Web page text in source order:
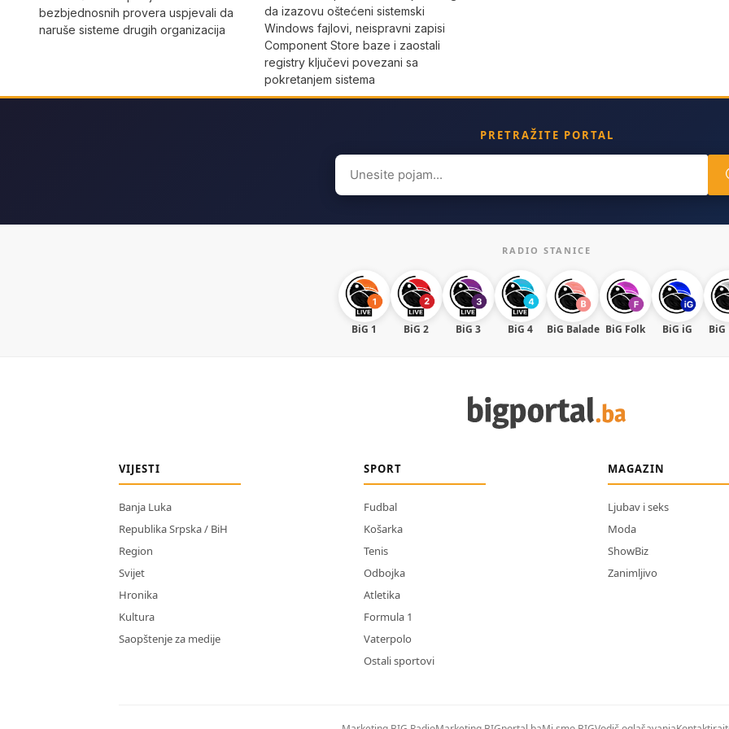
bezbjednosnih provera uspjevali da
naruše sisteme drugih organizacija
da izazovu oštećeni sistemski
Windows fajlovi, neispravni zapisi
Component Store baze i zaostali
registry ključevi povezani sa
pokretanjem sistema
PRETRAŽITE PORTAL
Search
for:
RADIO STANICE
BiG 1 BiG 2 BiG 3 BiG 4 BiG Balade BiG Folk BiG iG BiG
VIJESTI
Banja Luka
Republika Srpska / BiH
Region
Svijet
Hronika
Kultura
Saopštenje za medije
SPORT
Fudbal
Košarka
Tenis
Odbojka
Atletika
Formula 1
Vaterpolo
Ostali sportovi
MAGAZIN
Ljubav i seks
Moda
ShowBiz
Zanimljivo